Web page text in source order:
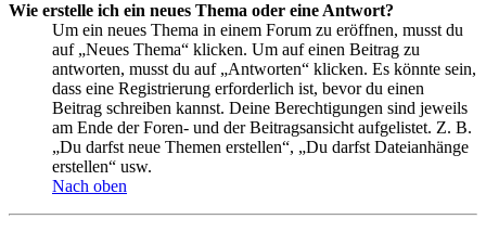
Wie erstelle ich ein neues Thema oder eine Antwort?
Um ein neues Thema in einem Forum zu eröffnen, musst du
auf „Neues Thema“ klicken. Um auf einen Beitrag zu
antworten, musst du auf „Antworten“ klicken. Es könnte sein,
dass eine Registrierung erforderlich ist, bevor du einen
Beitrag schreiben kannst. Deine Berechtigungen sind jeweils
am Ende der Foren- und der Beitragsansicht aufgelistet. Z. B.
„Du darfst neue Themen erstellen“, „Du darfst Dateianhänge
erstellen“ usw.
Nach oben